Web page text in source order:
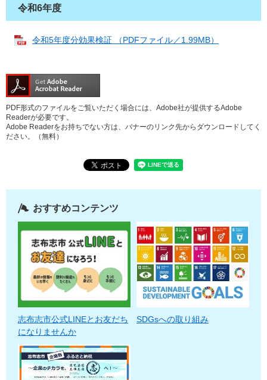
令和6年度
令和5年度分効果検証 （PDFファイル／1.99MB）
PDF形式のファイルをご覧いただく場合には、Adobe社が提供するAdobe
Readerが必要です。
Adobe Readerをお持ちでない方は、バナーのリンク先からダウンロードしてく
ださい。（無料）
おすすめコンテンツ
志布志市公式LINEとお友だち
になりませんか
SDGsへの取り組み